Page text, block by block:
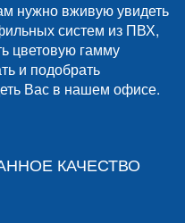
нужно вживую увидеть
систем из ПВХ,
цветовую гамму
и подобрать
Вас в нашем офисе.
КАЧЕСТВО